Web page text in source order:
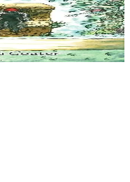
gwallhunvre. Dre
lugernus al loar en he